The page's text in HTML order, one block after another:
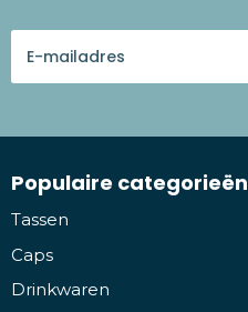
Populaire categorieën
Tassen
Caps
Drinkwaren